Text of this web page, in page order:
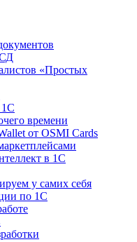
«Простых
времени
от OSMI Cards
в 1С
у самих себя
по 1С